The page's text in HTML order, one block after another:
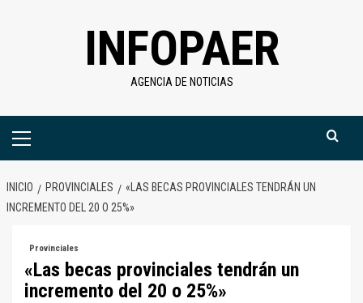
INFOPAER
AGENCIA DE NOTICIAS
Menú
INICIO PROVINCIALES
«LAS BECAS PROVINCIALES TENDRÁN UN
INCREMENTO DEL 20 O 25%»
Provinciales
«Las becas provinciales tendrán un
incremento del 20 o 25%»